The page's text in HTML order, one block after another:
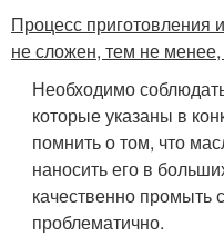
Процесс приготовления
не сложен, тем не менее,
Необходимо
которые указаны в
помнить о том, что
наносить его в
качественно
проблематично.